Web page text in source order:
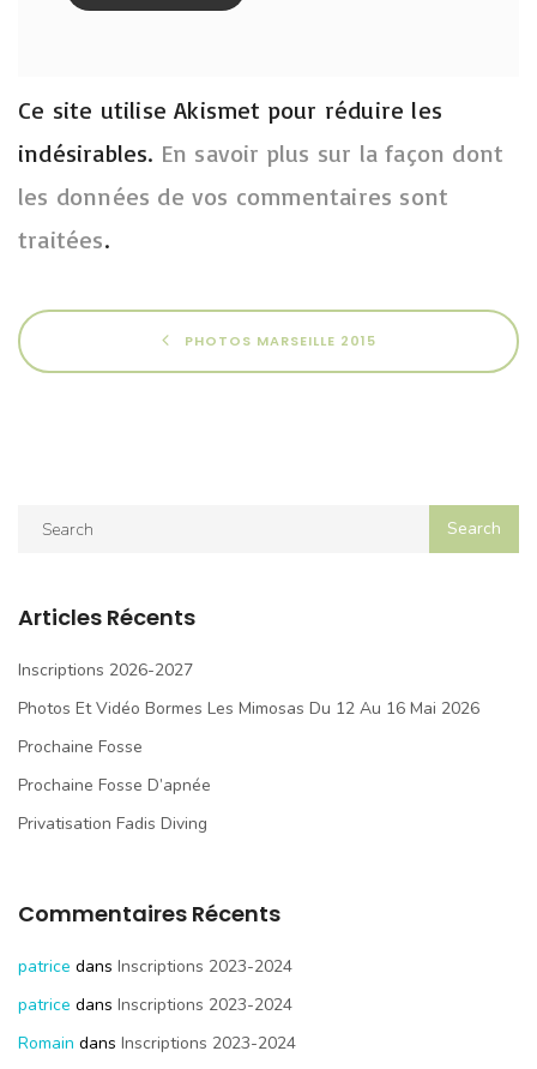
Ce site utilise Akismet pour réduire les
indésirables. En savoir plus sur la façon dont
les données de vos commentaires sont
traitées.
PHOTOS MARSEILLE 2015
Articles Récents
Inscriptions 2026-2027
Photos Et Vidéo Bormes Les Mimosas Du 12 Au 16 Mai 2026
Prochaine Fosse
Prochaine Fosse D’apnée
Privatisation Fadis Diving
Commentaires Récents
patrice dans Inscriptions 2023-2024
patrice dans Inscriptions 2023-2024
Romain dans Inscriptions 2023-2024